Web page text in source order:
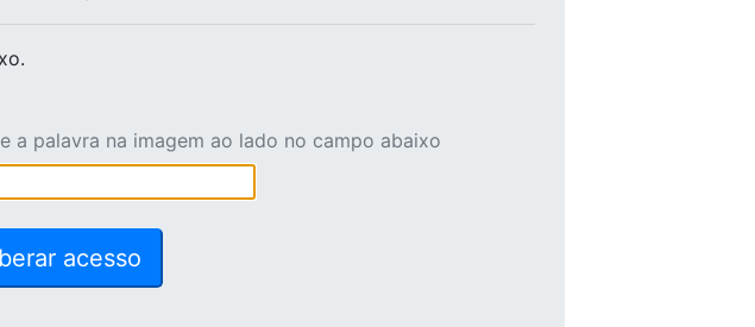
a palavra na imagem ao lado no campo abaixo